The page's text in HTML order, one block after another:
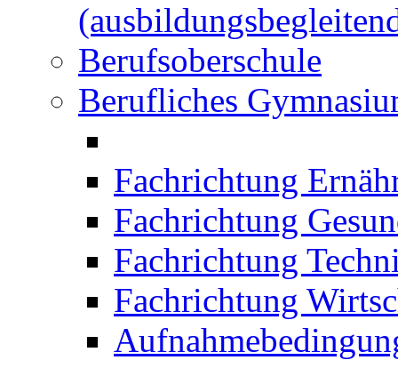
Berufsoberschule
Berufliches
Fachrichtung
Fachrichtung
Fachrichtung
Fachrichtung